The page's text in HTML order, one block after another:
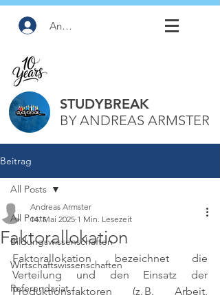
Anmelden
STUDYBREAK
BY ANDREAS ARMSTER
Beitrag
All Posts
Bildungswissenschaften
Wirtschaftswissenschaften
Referendariat
All Posts
Faktorallokation
Andreas Armster
14. Mai 2025 1 Min. Lesezeit
Faktorallokation bezeichnet die
Verteilung und den Einsatz der
Produktionsfaktoren (z. B. Arbeit,